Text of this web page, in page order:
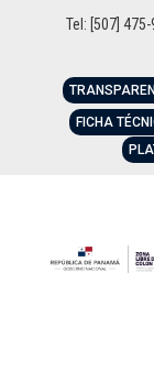
Tel: [507]
FICHA